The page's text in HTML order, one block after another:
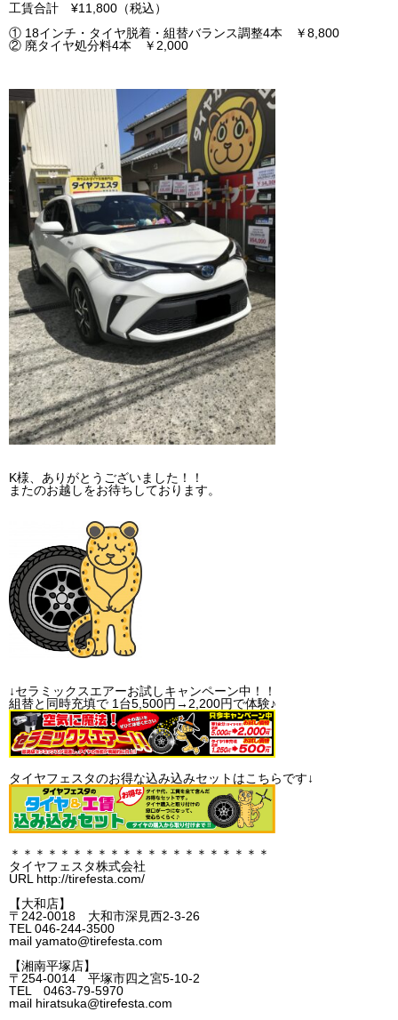
工賃合計 ¥11,800（税込）
① 18インチ・タイヤ脱着・組替バランス調整4本 ￥8,800
② 廃タイヤ処分料4本 ￥2,000
K様、ありがとうございました！！
またのお越しをお待ちしております。
↓セラミックスエアーお試しキャンペーン中！！
組替と同時充填で 1台5,500円→2,200円で体験♪
タイヤフェスタのお得な込み込みセットはこちらです↓
＊＊＊＊＊＊＊＊＊＊＊＊＊＊＊＊＊＊＊＊＊
タイヤフェスタ株式会社
URL http://tirefesta.com/
【大和店】
〒242-0018 大和市深見西2-3-26
TEL 046-244-3500
mail yamato@tirefesta.com
【湘南平塚店】
〒254-0014 平塚市四之宮5-10-2
TEL 0463-79-5970
mail hiratsuka@tirefesta.com